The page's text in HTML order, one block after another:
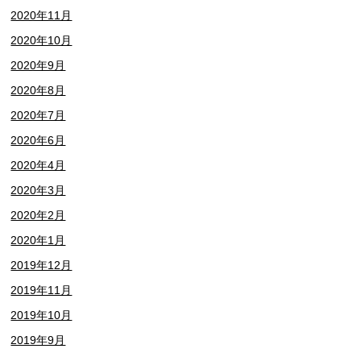
2020年11月
2020年10月
2020年9月
2020年8月
2020年7月
2020年6月
2020年4月
2020年3月
2020年2月
2020年1月
2019年12月
2019年11月
2019年10月
2019年9月